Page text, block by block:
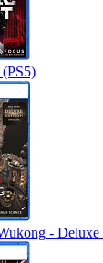
- Deluxe